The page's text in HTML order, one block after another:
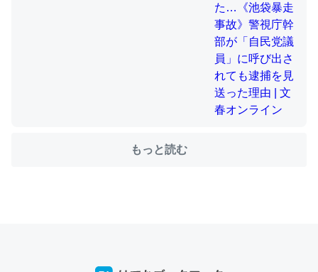
とかSpotifyを支払う孝行もできる。一生で親と会える残
り時間を日数にすると1週間とかの人が多いそうだけど、
それを実質100倍以上に伸ばす効果があるはず……
─たまにLINEするくらいだった遠方の父67歳と僕。ITツール導入で
コミュニケーションが劇的に変化した｜tayorini by LIFULL介護
コミュニケーションが劇的に変化した｜tayorini by LIFULL介護
もっと読む